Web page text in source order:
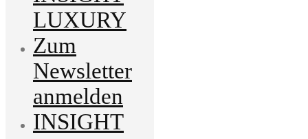
LUXURY
Zum
Newsletter
anmelden
INSIGHT